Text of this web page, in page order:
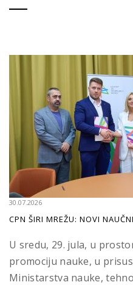
30.07.2026
CPN ŠIRI MREŽU: NOVI
U sredu, 29. jula, u
promociju nauke, u
Ministarstva nauke,